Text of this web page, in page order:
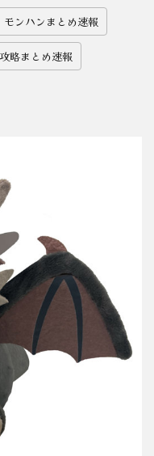
モンハンまとめ速報
攻略まとめ速報